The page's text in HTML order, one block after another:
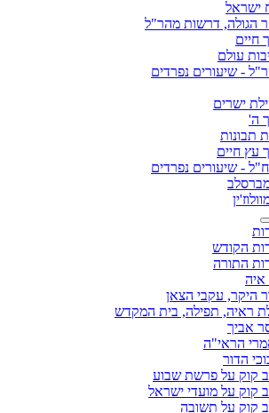
ישראל
הגולה, דרשות מהר"ל
חיים
עולם
- שיעורים נפרדים
ישרים
ה'
תבונות
עץ חיים
- שיעורים נפרדים
הקודש
התורה
איה
היקר, עקבי הצאן
ראיה, תפילה, בית המקדש
אביך
הראי"ה
הדור
קוק על פרשת שבוע
קוק על מועדי ישראל
קוק על תשובה